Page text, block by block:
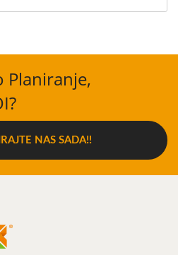
Planiranje,
NAS SADA!!